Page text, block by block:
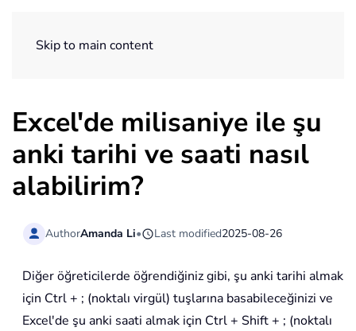
Skip to main content
Excel'de milisaniye ile şu
anki tarihi ve saati nasıl
alabilirim?
AuthorAmanda Li• Last modified2025-08-26
Diğer öğreticilerde öğrendiğiniz gibi, şu anki tarihi almak
için Ctrl + ; (noktalı virgül) tuşlarına basabileceğinizi ve
Excel'de şu anki saati almak için Ctrl + Shift + ; (noktalı